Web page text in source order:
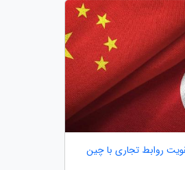
روابط تجاری با چین